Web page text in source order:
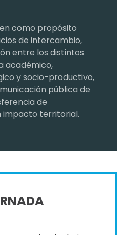
como propósito
de intercambio,
entre los distintos
académico,
y socio-productivo,
pública de
de
impacto territorial.